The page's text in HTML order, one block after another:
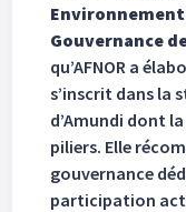
Gouvernance
qu’AFNOR a
s’inscrit dans la
d’Amundi dont
piliers. Elle
gouvernance
participation